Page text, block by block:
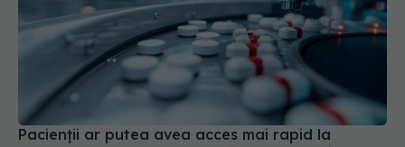
Pacienții ar putea avea acces mai rapid la
tratamente. UNIFARM anunță un parteneriat
important
04 aug 2026, 12:30